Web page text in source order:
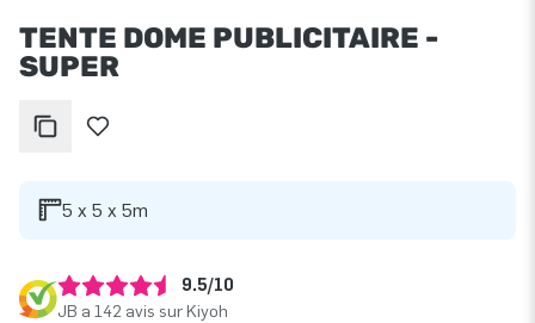
TENTE DOME PUBLICITAIRE -
SUPER
5 x 5 x 5m
9.5/10
JB a 142 avis sur Kiyoh